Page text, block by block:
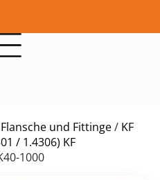
Flansche und Fittinge/ KF
/ 1.4306) KF
1000